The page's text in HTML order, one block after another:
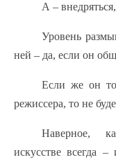
А –
Уровень
ней – да, если он
Если же он
режиссера, то не
Наверное,
искусстве всегда